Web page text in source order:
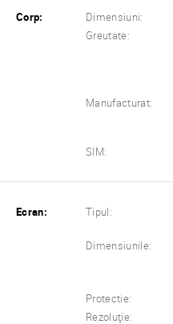
Corp: Dimensiuni:
Greutate:
Manufacturat:
SIM:
Ecran: Tipul:
Dimensiunile:
Protectie:
Rezoluţie: